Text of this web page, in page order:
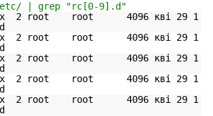
| grep "rc[0-9].d"
x 2 root root 4096 кві 29 1
x 2 root root 4096 кві 29 1
x 2 root root 4096 кві 29 1
x 2 root root 4096 кві 29 1
x 2 root root 4096 кві 29 1